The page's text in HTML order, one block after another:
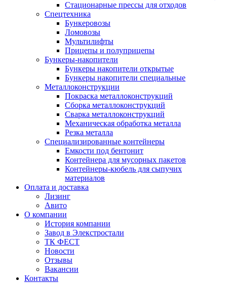
Стационарные прессы для отходов
Спецтехника
Бункеровозы
Ломовозы
Мультилифты
Прицепы и полуприцепы
Бункеры-накопители
Бункеры накопители открытые
Бункеры накопители специальные
Металлоконструкции
Покраска металлоконструкций
Сборка металлоконструкций
Сварка металлоконструкций
Механическая обработка металла
Резка металла
Специализированные контейнеры
Емкости под бентонит
Контейнера для мусорных пакетов
Контейнеры-кюбель для сыпучих
материалов
Оплата и доставка
Лизинг
Авито
О компании
История компании
Завод в Элекстростали
ТК ФЕСТ
Новости
Отзывы
Вакансии
Контакты